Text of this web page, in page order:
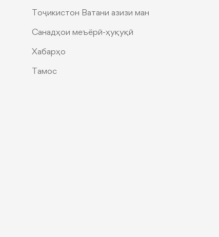
Тоҷикистон Ватани азизи ман
Санадҳои меъёрӣ-ҳуқуқӣ
Хабарҳо
Тамос